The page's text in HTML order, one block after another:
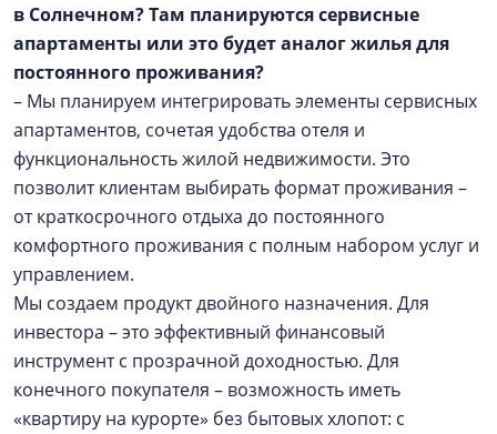
в Солнечном? Там планируются сервисные
апартаменты или это будет аналог жилья для
постоянного проживания?
– Мы планируем интегрировать элементы сервисных
апартаментов, сочетая удобства отеля и
функциональность жилой недвижимости. Это
позволит клиентам выбирать формат проживания –
от краткосрочного отдыха до постоянного
комфортного проживания с полным набором услуг и
управлением.
Мы создаем продукт двойного назначения. Для
инвестора – это эффективный финансовый
инструмент с прозрачной доходностью. Для
конечного покупателя – возможность иметь
«квартиру на курорте» без бытовых хлопот: с